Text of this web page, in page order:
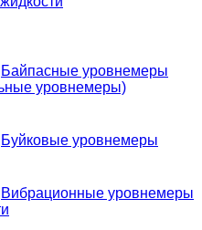
Байпасные уровнемеры
уровнемеры)
Буйковые уровнемеры
Вибрационные уровнемеры